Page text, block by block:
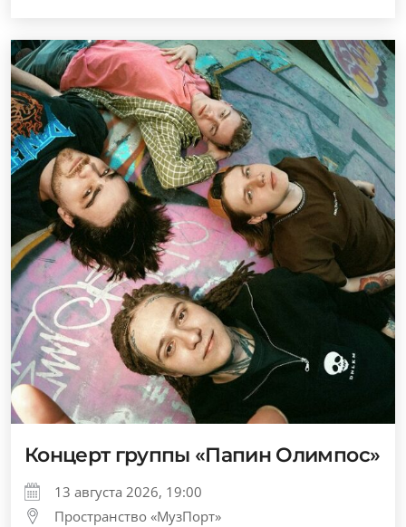
Концерт группы «Папин Олимпос»
13 августа 2026, 19:00
Пространство «МузПорт»